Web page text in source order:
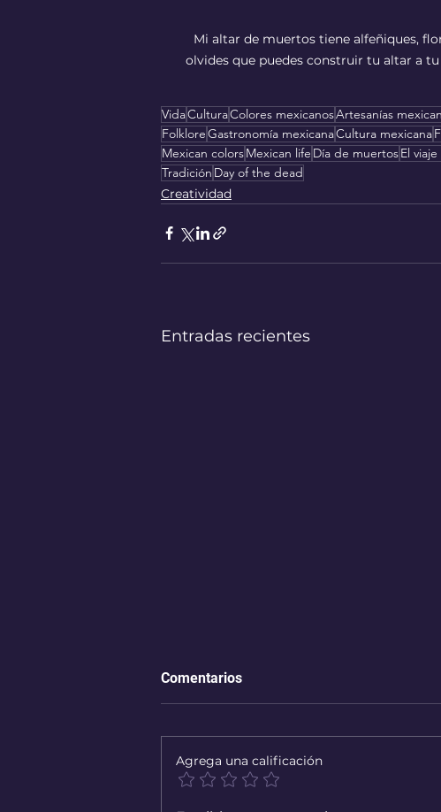
Mi altar de muertos tiene alfeñiques,
olvides que puedes construir tu altar a
VidaCulturaColores mexicanosArtesanías
FolkloreGastronomía mexicanaCultura mexicana
Mexican colorsMexican life Día de muertosEl
Tradición Day of the dead
Creatividad
Entradas recientes
Comentarios
Agrega una calificación